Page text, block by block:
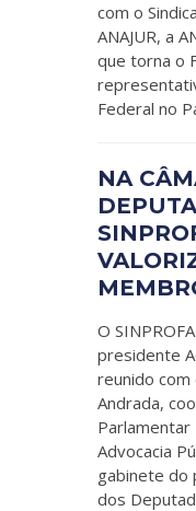
com o
ANAJUR, a
que torna o
Federal no
NA
O
presidente
reunido
Andrada,
Advocacia
gabinete do
dos